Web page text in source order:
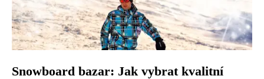
Snowboard bazar: Jak vybrat kvalitní